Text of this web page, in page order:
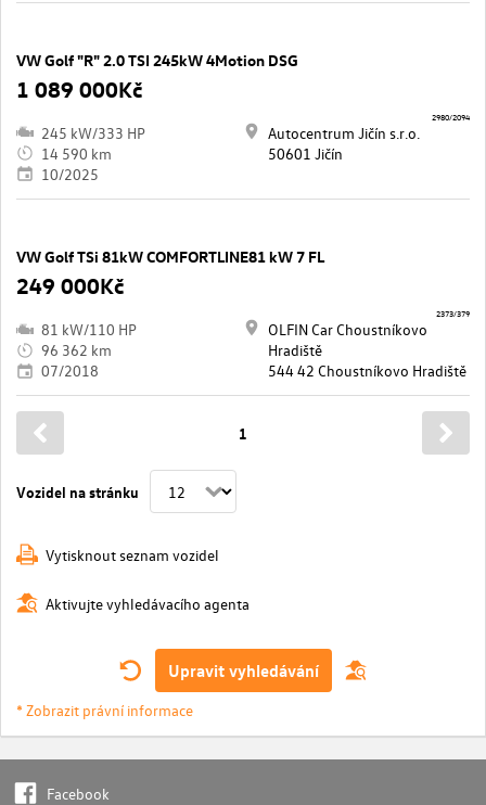
VW Golf "R" 2.0 TSI 245kW 4Motion DSG
1 089 000Kč
245 kW/333 HP
14 590 km
10/2025
Autocentrum Jičín s.r.o.
50601 Jičín
2980/2094
VW Golf TSi 81kW COMFORTLINE81 kW 7 FL
249 000Kč
81 kW/110 HP
96 362 km
07/2018
OLFIN Car Choustníkovo
Hradiště
544 42 Choustníkovo Hradiště
2373/379
Vozidel na stránku
1
Vytisknout seznam vozidel
Aktivujte vyhledávacího agenta
Upravit vyhledávání
* Zobrazit právní informace
Facebook